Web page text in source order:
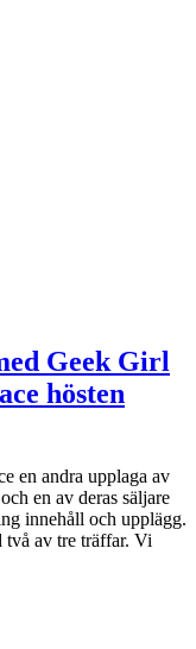
Geek Girl
hösten
en andra upplaga av
en av deras säljare
innehåll och upplägg.
två av tre träffar. Vi